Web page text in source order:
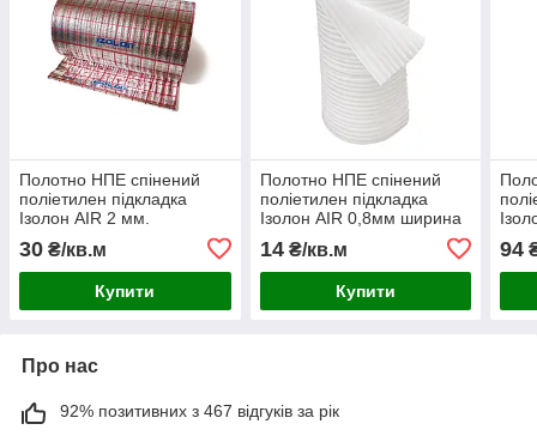
Полотно НПЕ спінений
поліетилен підкладка
Ізолон AIR 2 мм.
металізованою плівкою,
ширина 1 м
30 ₴/кв.м
Купити
Полотно НПЕ спінений
поліетилен підкладка
Ізолон AIR 0,8мм ширина
14₴/кв.м
Купити
94
Про нас
92% позитивних з 467 відгуків за рік